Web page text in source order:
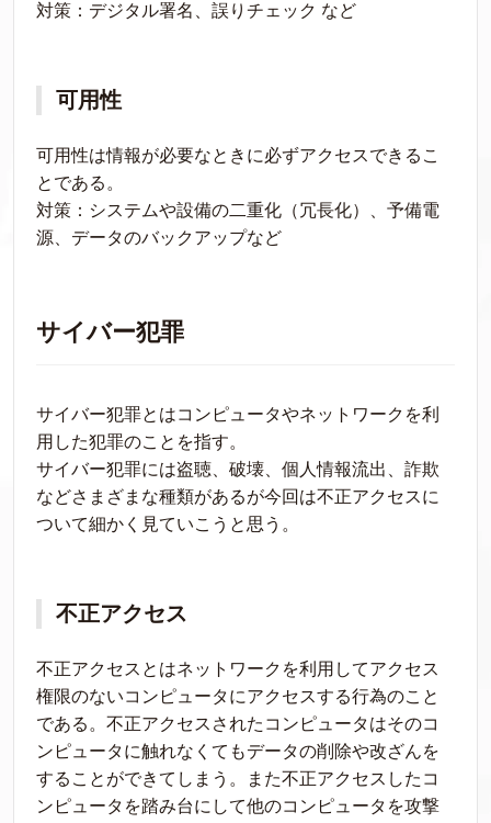
対策：デジタル署名、誤りチェック など
可用性
可用性は情報が必要なときに必ずアクセスできるこ
とである。
対策：システムや設備の二重化（冗長化）、予備電
源、データのバックアップなど
サイバー犯罪
サイバー犯罪とはコンピュータやネットワークを利
用した犯罪のことを指す。
サイバー犯罪には盗聴、破壊、個人情報流出、詐欺
などさまざまな種類があるが今回は不正アクセスに
ついて細かく見ていこうと思う。
不正アクセス
不正アクセスとはネットワークを利用してアクセス
権限のないコンピュータにアクセスする行為のこと
である。不正アクセスされたコンピュータはそのコ
ンピュータに触れなくてもデータの削除や改ざんを
することができてしまう。また不正アクセスしたコ
ンピュータを踏み台にして他のコンピュータを攻撃